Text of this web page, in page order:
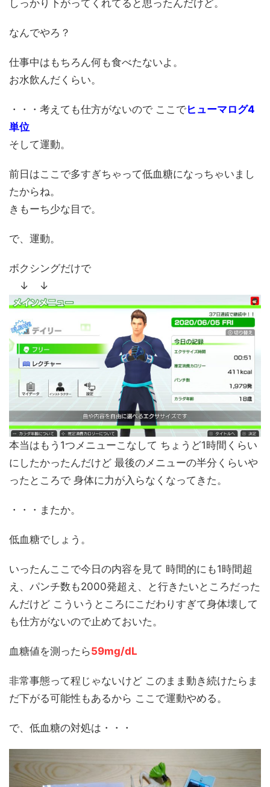
しっかり下がってくれてると思ったんだけど。
なんでやろ？
仕事中はもちろん何も食べたないよ。
お水飲んだくらい。
・・・考えても仕方がないので ここでヒューマログ4
単位
そして運動。
前日はここで多すぎちゃって低血糖になっちゃいまし
たからね。
きもーち少な目で。
で、運動。
ボクシングだけで
↓ ↓
本当はもう1つメニューこなして ちょうど1時間くらい
にしたかったんだけど 最後のメニューの半分くらいや
ったところで 身体に力が入らなくなってきた。
・・・またか。
低血糖でしょう。
いったんここで今日の内容を見て 時間的にも1時間超
え、パンチ数も2000発超え、と行きたいところだった
んだけど こういうところにこだわりすぎて身体壊して
も仕方がないので止めておいた。
血糖値を測ったら59mg/dL
非常事態って程じゃないけど このまま動き続けたらま
だ下がる可能性もあるから ここで運動やめる。
で、低血糖の対処は・・・